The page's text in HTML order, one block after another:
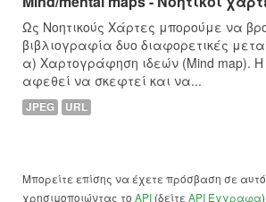
Ως Νοητικούς Χάρτες μπορούμε να
βιβλιογραφία δυο διαφορετικές
α) Χαρτογράφηση ιδεών (Mind map).
αφεθεί να σκεφτεί και να...
JPEG URL
Μπορείτε επίσης να έχετε πρόσβαση σε
χρησιμοποιώντας το API (δείτε API Έγγραφα).